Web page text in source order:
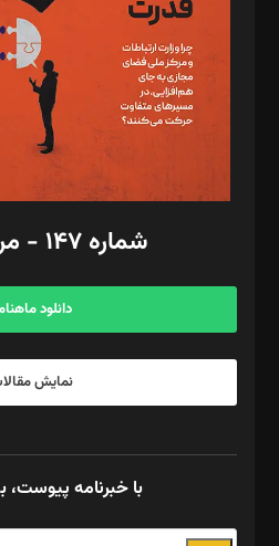
ویرایش: نگار استاد‌‌آقا
طراح یونیفرم: مجید توکلی
فیلمبرداری و عکاسی: امیر شفیعی، مانی
گرافیک و صفحه‌آرایی: سید‌سبحان‌علی ثابت
مد‌یر توسعه تجاری: کامبیز برید‌
امور مالی: شاپور رهبری، محمد‌ کاظمی‌نیا
آگهی و مشترکین: ۰۹۱۹۹۹۹۰۴۵۴
شماره ۱۴۷ - مرداد ۱۴۰۵
دانلود
نمایش
با خبرنامه پیوست،